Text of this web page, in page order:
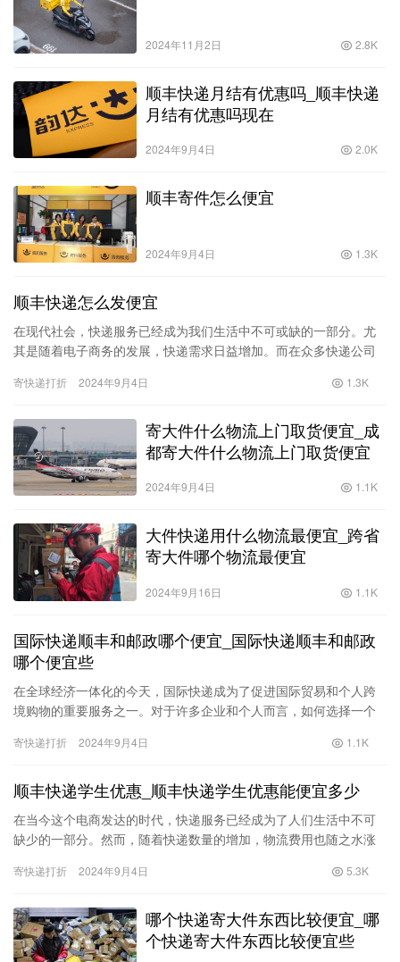
2024年11月2日 2.8K
顺丰快递月结有优惠吗_顺丰快递
月结有优惠吗现在
2024年9月4日 2.0K
顺丰寄件怎么便宜
2024年9月4日 1.3K
顺丰快递怎么发便宜
在现代社会，快递服务已经成为我们生活中不可或缺的一部分。尤
其是随着电子商务的发展，快递需求日益增加。而在众多快递公司
然而，…
寄快递打折 2024年9月4日 1.3K
寄大件什么物流上门取货便宜_成
都寄大件什么物流上门取货便宜
2024年9月4日 1.1K
大件快递用什么物流最便宜_跨省
寄大件哪个物流最便宜
2024年9月16日 1.1K
国际快递顺丰和邮政哪个便宜_国际快递顺丰和邮政
哪个便宜些
在全球经济一体化的今天，国际快递成为了促进国际贸易和个人跨
境购物的重要服务之一。对于许多企业和个人而言，如何选择一个
知名的…
寄快递打折 2024年9月4日 1.1K
顺丰快递学生优惠_顺丰快递学生优惠能便宜多少
在当今这个电商发达的时代，快递服务已经成为了人们生活中不可
缺少的一部分。然而，随着快递数量的增加，物流费用也随之水涨
快递针…
寄快递打折 2024年9月4日 5.3K
哪个快递寄大件东西比较便宜_哪
个快递寄大件东西比较便宜些